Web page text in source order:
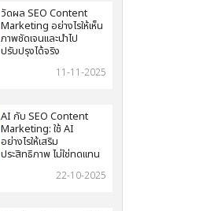
วัดผล SEO Content
Marketing อย่างไรให้เห็น
ภาพชัดเจนและนำไป
ปรับปรุงได้จริง
11-11-2025
AI กับ SEO Content
Marketing: ใช้ AI
อย่างไรให้เสริม
ประสิทธิภาพ ไม่ใช่ทดแทน
22-10-2025